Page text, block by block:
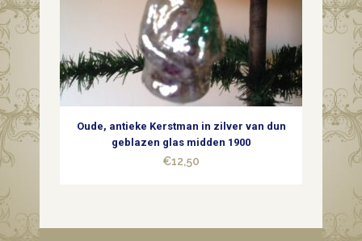
Oude, antieke Kerstman in zilver van dun
geblazen glas midden 1900
€12,50